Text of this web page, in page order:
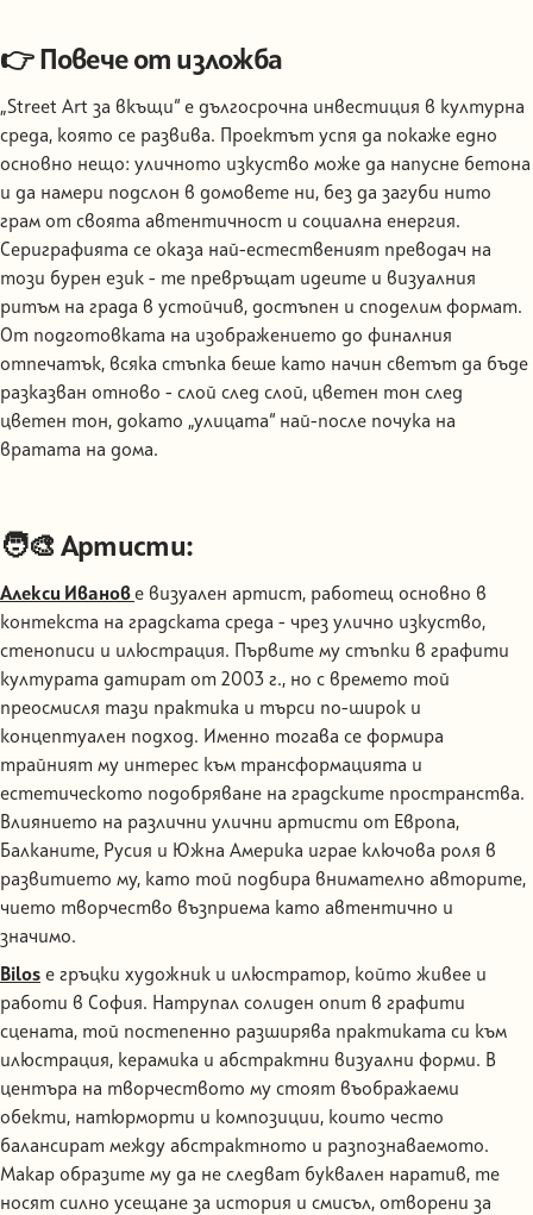
👉 Повече от изложба
„Street Art за вкъщи“ е дългосрочна инвестиция в културна
среда, която се развива. Проектът успя да покаже едно
основно нещо: уличното изкуство може да напусне бетона
и да намери подслон в домовете ни, без да загуби нито
грам от своята автентичност и социална енергия.
Сериграфията се оказа най-естественият преводач на
този бурен език - те превръщат идеите и визуалния
ритъм на града в устойчив, достъпен и споделим формат.
От подготовката на изображението до финалния
отпечатък, всяка стъпка беше като начин светът да бъде
разказван отново - слой след слой, цветен тон след
цветен тон, докато „улицата“ най-после почука на
вратата на дома.
🧑🎨 Артисти:
Алекси Иванове визуален артист, работещ основно в
контекста на градската среда - чрез улично изкуство,
стенописи и илюстрация. Първите му стъпки в графити
културата датират от 2003 г., но с времето той
преосмисля тази практика и търси по-широк и
концептуален подход. Именно тогава се формира
трайният му интерес към трансформацията и
естетическото подобряване на градските пространства.
Влиянието на различни улични артисти от Европа,
Балканите, Русия и Южна Америка играе ключова роля в
развитието му, като той подбира внимателно авторите,
чието творчество възприема като автентично и
значимо.
Bilos е гръцки художник и илюстратор, който живее и
работи в София. Натрупал солиден опит в графити
сцената, той постепенно разширява практиката си към
илюстрация, керамика и абстрактни визуални форми. В
центъра на творчеството му стоят въображаеми
обекти, натюрморти и композиции, които често
балансират между абстрактното и разпознаваемото.
Макар образите му да не следват буквален наратив, те
носят силно усещане за история и смисъл, отворени за